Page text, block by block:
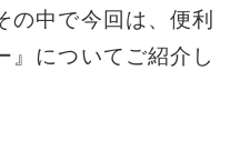
の中で今回は、便利
』についてご紹介し